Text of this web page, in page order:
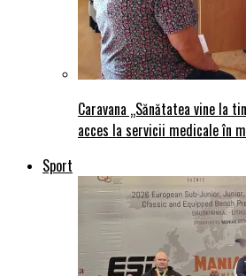
Caravana „Sănătatea vine la
acces la servicii medicale în
Sport